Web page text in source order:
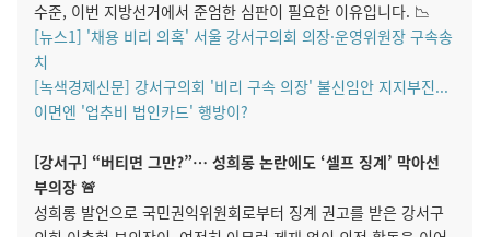
수준, 이번 지방선거에서 준엄한 심판이 필요한 이유입니다. 📉
[뉴스1] '채용 비리 의혹' 서울 강서구의회 의장·운영위원장 구속송
치
[녹색경제신문] 강서구의회 '비리 구속 의장' 불신임안 지지부진...
이면엔 '업추비 법인카드' 행방이?
[강서구] “버티면 그만?”… 성희롱 논란에도 ‘셀프 징계’ 막아선
부의장 🚨
성희롱 발언으로 국민권익위원회로부터 징계 권고를 받은 강서구